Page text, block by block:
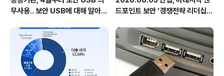
무사용.. 보안 USB에 대해 알아봅
드포인트 보안 ‘경쟁전략 리더십’